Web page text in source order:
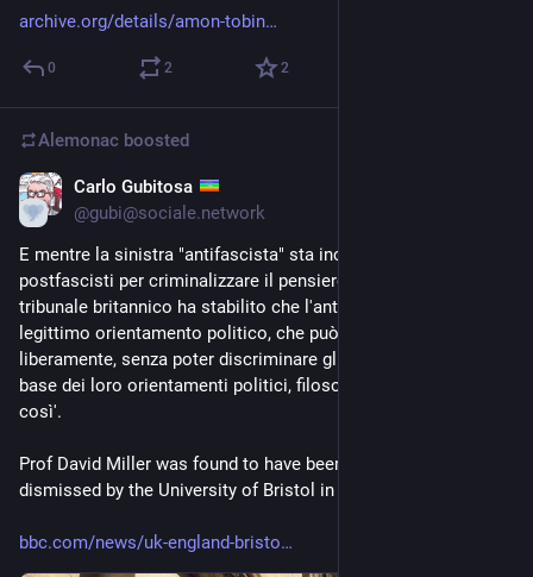
archive.org/details/amon-tobin
0 2 2
Alemonac boosted
Carlo Gubitosa
@gubi@sociale.network
E mentre la sinistra "antifascista" sta inciuciando coi
postfascisti per criminalizzare il pensiero antisionista, un
tribunale britannico ha stabilito che l'antisionismo è un
legittimo orientamento politico, che può essere espresso
liberamente, senza poter discriminare gli antisionisti sulla
base dei loro orientamenti politici, filosofici o religiosi. Bene
così'.
Prof David Miller was found to have been wrongfully
dismissed by the University of Bristol in October 2021.
bbc.com/news/uk-england-bristo